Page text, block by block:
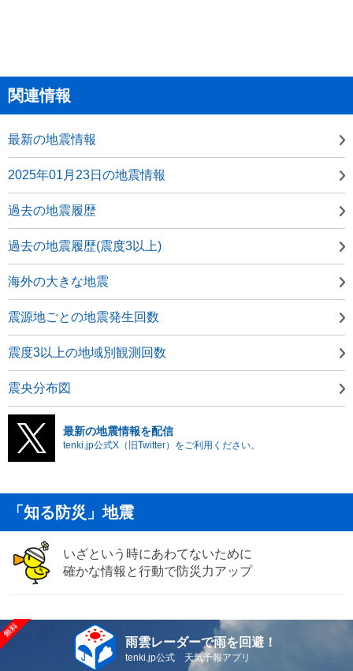
関連情報
最新の地震情報
2025年01月23日の地震情報
過去の地震履歴
過去の地震履歴(震度3以上)
海外の大きな地震
震源地ごとの地震発生回数
震度3以上の地域別観測回数
震央分布図
最新の地震情報を配信
tenki.jp公式X（旧Twitter）をご利用ください。
「知る防災」地震
いざという時にあわてないために
確かな情報と行動で防災力アップ
雨雲レーダーで雨を回避！
tenki.jp公式 天気予報アプリ